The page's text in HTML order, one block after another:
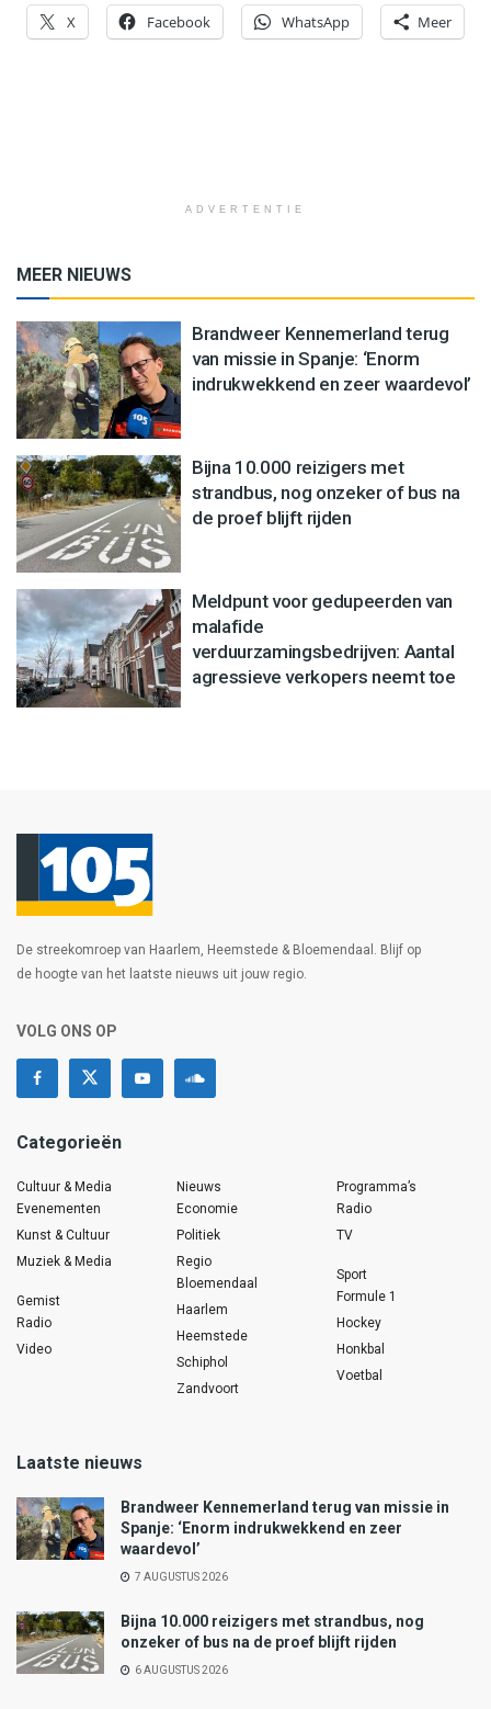
X Facebook WhatsApp Meer
ADVERTENTIE
MEER NIEUWS
Brandweer Kennemerland terug
van missie in Spanje: ‘Enorm
indrukwekkend en zeer waardevol’
Bijna 10.000 reizigers met
strandbus, nog onzeker of bus na
de proef blijft rijden
Meldpunt voor gedupeerden van
malafide
verduurzamingsbedrijven: Aantal
agressieve verkopers neemt toe
De streekomroep van Haarlem, Heemstede & Bloemendaal. Blijf op
de hoogte van het laatste nieuws uit jouw regio.
VOLG ONS OP
Categorieën
Cultuur & Media
Evenementen
Kunst & Cultuur
Muziek & Media
Gemist
Radio
Video
Nieuws
Economie
Politiek
Regio
Bloemendaal
Haarlem
Heemstede
Schiphol
Zandvoort
Programma’s
Radio
TV
Sport
Formule 1
Hockey
Honkbal
Voetbal
Laatste nieuws
Brandweer Kennemerland terug van missie in
Spanje: ‘Enorm indrukwekkend en zeer
waardevol’
7 AUGUSTUS 2026
Bijna 10.000 reizigers met strandbus, nog
onzeker of bus na de proef blijft rijden
6 AUGUSTUS 2026